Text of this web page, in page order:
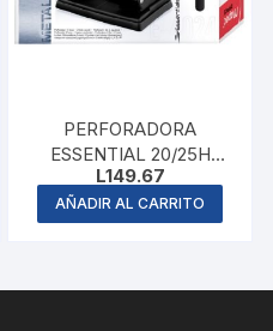
PERFORADORA
ESSENTIAL 20/25H
MAPED
L149.67
AÑADIR AL CARRITO